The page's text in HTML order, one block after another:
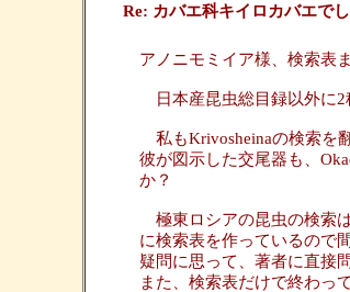
Re: カバエ科キイロカバエで
アノニモミイア様、検索表
日本産昆虫総目録以外に2
私もKrivosheinaの検索を
彼が図示した交尾器も、
か？
極東ロシアの昆虫の検索
に検索表を作っているので
疑問に思って、著者に直接
また、検索表だけで終わっ